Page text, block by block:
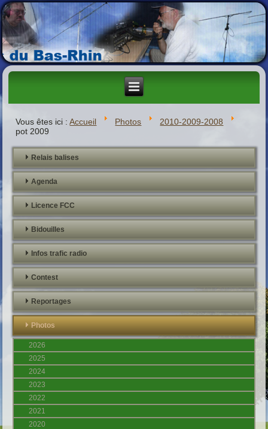
Vous êtes ici :Accueil Photos
2010-2009-2008
pot 2009
Relais balises
Agenda
Licence FCC
Bidouilles
Infos trafic radio
Contest
Reportages
Photos
2026
2025
2024
2023
2022
2021
2020